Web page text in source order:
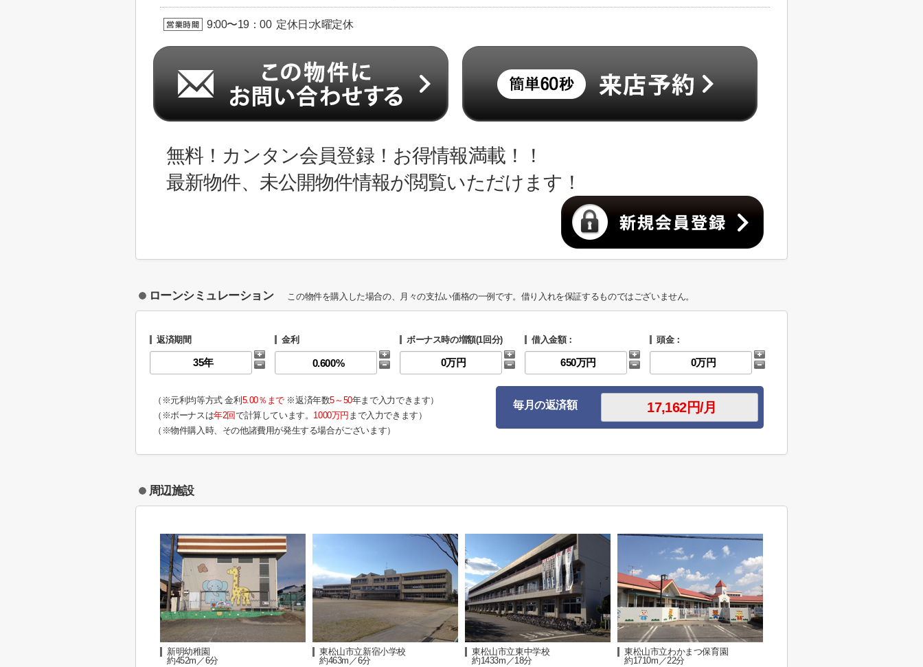
9:00〜19：00 定休日:水曜定休
無料！カンタン会員登録！お得情報満載！！
最新物件、未公開物件情報が閲覧いただけます！
ローンシミュレーション この物件を購入した場合の、月々の支払い価格の一例です。借り入れを保証するものではございません。
返済期間 金利 ボーナス時の増額(1回分) 借入金額： 頭金：
（※元利均等方式 金利 5.00％まで※返済年数5～50年まで入力できます）
（※ボーナスは年2回で計算しています。 1000万円 まで入力できます）
（※物件購入時、その他諸費用が発生する場合がございます）
毎月の返済額
周辺施設
新明幼稚園
約452m／6分
東松山市立新宿小学校
約463m／6分
東松山市立東中学校
約1433m／18分
東松山市立わかまつ保育園
約1710m／22分